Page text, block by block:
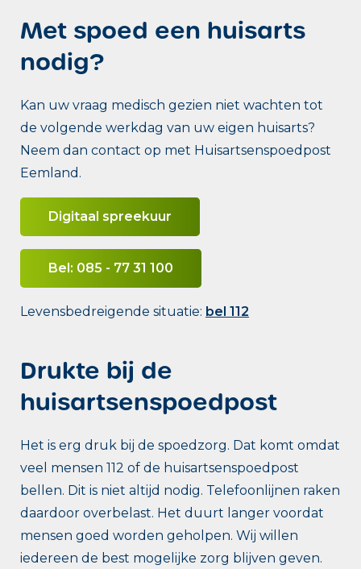
Met spoed een huisarts
nodig?
Kan uw vraag medisch gezien niet wachten tot
de volgende werkdag van uw eigen huisarts?
Neem dan contact op met Huisartsenspoedpost
Eemland.
Digitaal spreekuur
Bel: 085 - 77 31 100
Levensbedreigende situatie: bel 112
Drukte bij de
huisartsenspoedpost
Het is erg druk bij de spoedzorg. Dat komt omdat
veel mensen 112 of de huisartsenspoedpost
bellen. Dit is niet altijd nodig. Telefoonlijnen raken
daardoor overbelast. Het duurt langer voordat
mensen goed worden geholpen. Wij willen
iedereen de best mogelijke zorg blijven geven.